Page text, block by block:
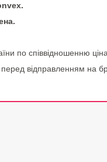
по співвідношенню
відправленням на